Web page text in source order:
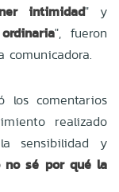
intimidad" y
", fueron
comunicadora.
los comentarios
realizado
sensibilidad y
no sé por qué la